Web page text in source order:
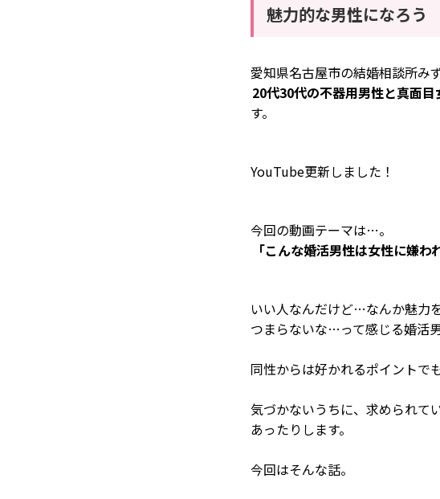
魅力的な男性になろう
愛知県名古屋市の結婚相談所み
20代30代の不器用男性と真面
す。
YouTube更新しました！
今回の動画テーマは…。
「こんな婚活男性は女性に嫌わ
いい人なんだけど…なんか魅力
つまらないな…って感じる婚活
同性からは好かれるポイントで
気づかないうちに、求められて
あったりします。
今回はそんな話。